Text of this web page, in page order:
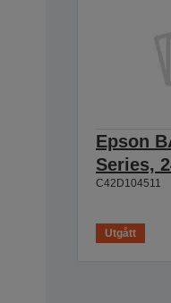
Epson
Series,
C42D104511
Utgått